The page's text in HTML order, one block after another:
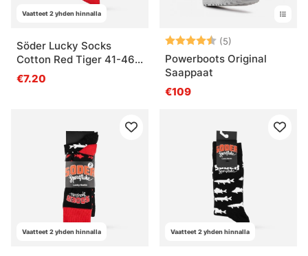
Vaatteet 2 yhden hinnalla
Söder Lucky Socks
Cotton Red Tiger 41-46
1-pack
€7.20
Arvio: (5)
Powerboots Original
Saappaat
€109
Vaatteet 2 yhden hinnalla Vaatteet 2 yhden hinnalla